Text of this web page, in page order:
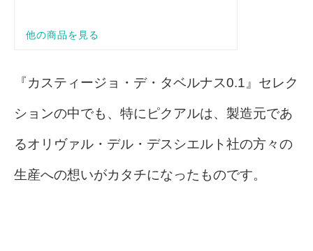
『カスティージョ・デ・タベルナス0.1』セレク
ションの中でも、特にピクアルは、製造元であ
るオリヴァル・デル・デスシエルト社の方々の
生産への想いがカタチになったものです。